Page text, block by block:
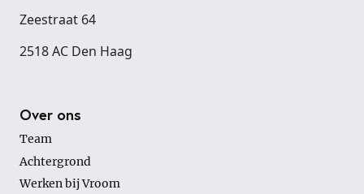
Zeestraat 64
2518 AC Den Haag
Footer
Over ons
Team
Achtergrond
Werken bij Vroom